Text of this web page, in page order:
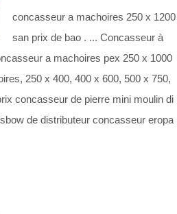
concasseur a machoires 250 x 1200
san prix de bao . ... Concasseur à
a machoires pex 250 x 1000
250 x 400, 400 x 600, 500 x 750,
concasseur de pierre mini moulin di
de distributeur concasseur eropa